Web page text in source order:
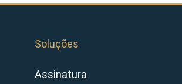
Soluções
Assinatura